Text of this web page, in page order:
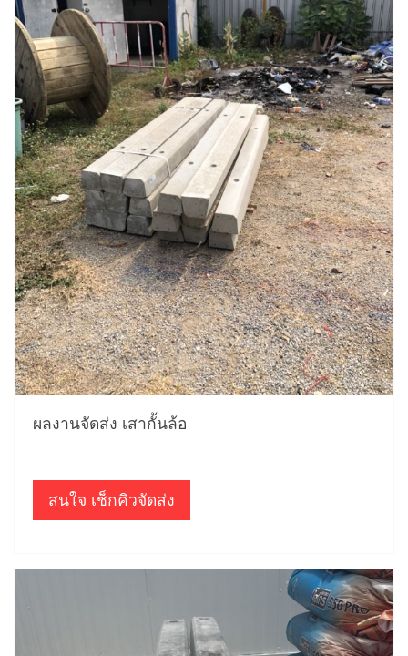
ผลงานจัดส่ง เสากั้นล้อ
สนใจ เช็กคิวจัดส่ง